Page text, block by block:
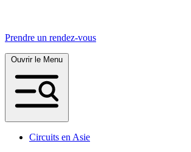
Prendre un rendez-vous
Circuits en Asie